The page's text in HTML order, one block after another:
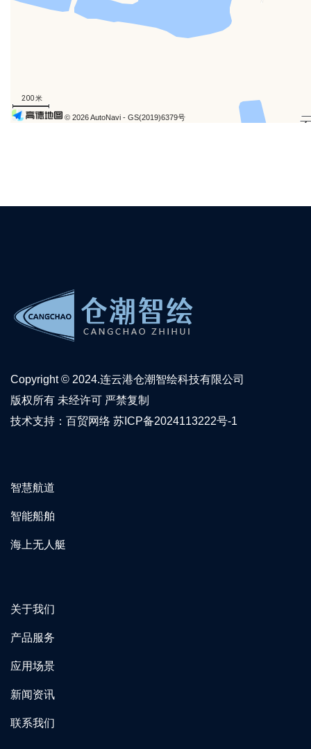
200 米
© 2026 AutoNavi - GS(2019)6379号
Copyright © 2024.连云港仓潮智绘科技有限公司
版权所有 未经许可 严禁复制
技术支持： 百贸网络 苏ICP备2024113222号-1
智慧航道
智能船舶
海上无人艇
关于我们
产品服务
应用场景
新闻资讯
联系我们